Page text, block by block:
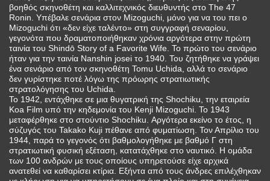
βοηθός σκηνοθέτη και καλλιτεχνικός διευθυντής στο The 47
Ronin. Υπέβαλε σενάρια στον Mizoguchi, μόνο για να του πει ο
Mizoguchi ότι «δεν είχε ταλέντο» στη συγγραφή σεναρίου,
γεγονότα που δραματοποιήθηκαν χρόνια αργότερα στην πρώτη
ταινία του Shindō Story of a Favorite Wife. Το πρώτο του σενάριο
ήταν για την ταινία Nanshin josei το 1940. Του ζητήθηκε να γράψει
ένα σενάριο από τον σκηνοθέτη Tomu Uchida, αλλά το σενάριο
δεν γυρίστηκε ποτέ λόγω της πρόωρης στρατιωτικής
στρατολόγησης του Uchida.
Το 1942, εντάχθηκε σε μια θυγατρική της Shochiku, την εταιρεία
Koa Film υπό την κηδεμονία του Kenji Mizoguchi. Το 1943
μεταφέρθηκε στο στούντιο Shochiku. Αργότερα εκείνο το έτος, η
σύζυγός του Takako Kuji πέθανε από φυματίωση. Τον Απρίλιο του
1944, παρά το γεγονός ότι βαθμολογήθηκε με βαθμό Γ στη
στρατιωτική φυσική εξέταση, κατατάχθηκε στο ναυτικό. Η ομάδα
των 100 ανδρών με τους οποίους υπηρετούσε είχε αρχικά
ανατεθεί να καθαρίσει κτίρια. Εξήντα από τους άνδρες επιλέχθηκαν